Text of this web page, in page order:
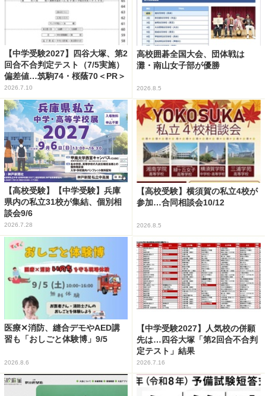
【中学受験2027】四谷大塚、第2
回合不合判定テスト（7/5実施）
偏差値…筑駒74・桜蔭70＜PR＞
2026.7.10
高校囲碁全国大会、団体戦は
灘・南山女子部が優勝
2026.8.5
【高校受験】【中学受験】兵庫
県内の私立31校が集結、個別相
談会9/6
2026.7.28
【高校受験】横須賀の私立4校が
参加…合同相談会10/12
2026.8.5
医療✕消防、縫合デモやAED講
習も「おしごと体験博」9/5
2026.8.6
【中学受験2027】人気校の併願
先は…四谷大塚「第2回合不合判
定テスト」結果
2026.7.16